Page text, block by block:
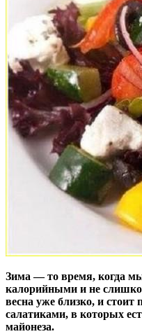
Зима — то время, когда
калорийными и не
весна уже близко, и стоит
салатиками, в которых
майонеза.